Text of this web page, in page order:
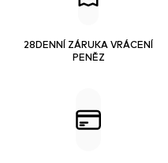
28DENNÍ ZÁRUKA VRÁCENÍ
PENĚZ